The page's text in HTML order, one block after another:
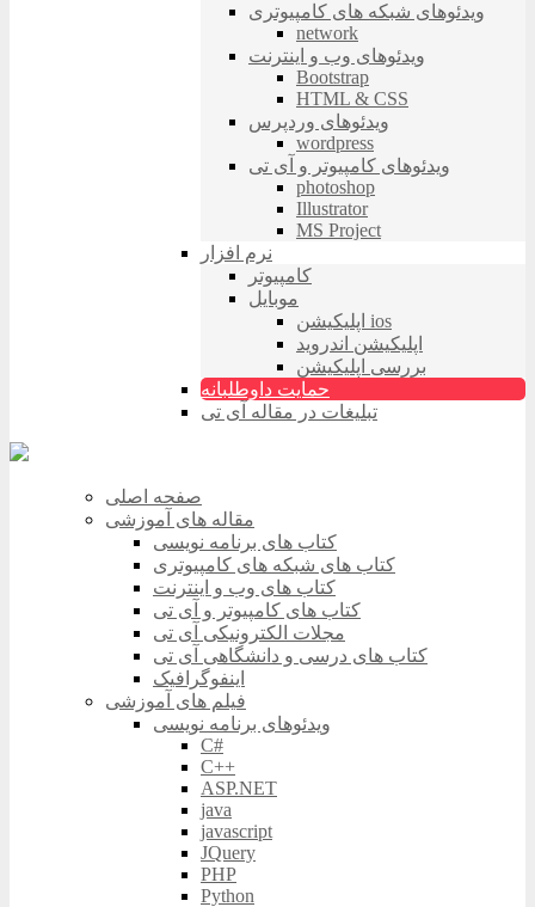
ویدئوهای شبکه های کامپیوتری
network
ویدئوهای وب و اینترنت
Bootstrap
HTML & CSS
ویدئوهای وردپرس
wordpress
ویدئوهای کامپیوتر و آی تی
photoshop
Illustrator
MS Project
نرم افزار
کامپیوتر
موبایل
اپلیکیشن ios
اپلیکیشن اندروید
بررسی اپلیکیشن
حمایت داوطلبانه
تبلیغات در مقاله آی تی
صفحه اصلی
مقاله های آموزشی
کتاب های برنامه نویسی
کتاب های شبکه های کامپیوتری
کتاب های وب و اینترنت
کتاب های کامپیوتر و آی تی
مجلات الکترونیکی آی تی
کتاب های درسی و دانشگاهی آی تی
اینفوگرافیک
فیلم های آموزشی
ویدئوهای برنامه نویسی
C#
C++
ASP.NET
java
javascript
JQuery
PHP
Python